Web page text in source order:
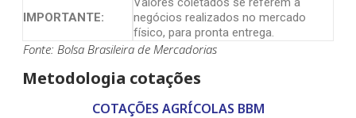
IMPORTANTE:
negócios realizados no mercado
físico, para pronta entrega.
Fonte: Bolsa Brasileira de Mercadorias
Metodologia cotações
COTAÇÕES AGRÍCOLAS BBM